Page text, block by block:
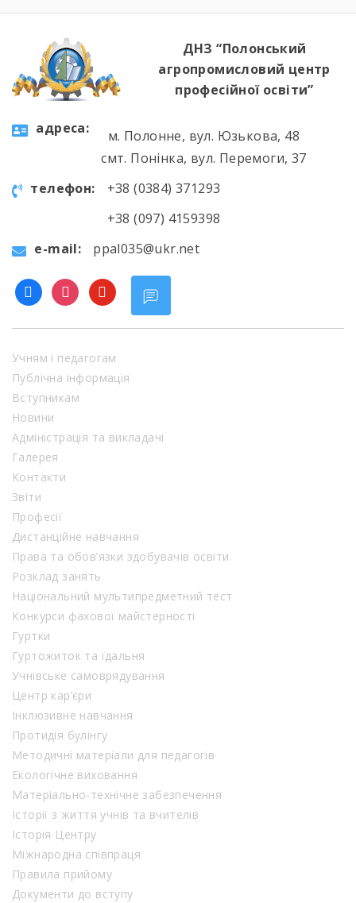
мислення та вміння працювати з
ДНЗ “Полонський
агропромисловий центр
професійної освіти”
aдресa:
м. Полонне, вул. Юзькова, 48
смт. Понінка, вул. Перемоги, 37
телефон:
+38 (0384) 371293
+38 (097) 4159398
e-mail:
ppal035@ukr.net
facebookinstagram
youtube
Учням і педагогам
Публічна інформація
Вступникам
Новини
Адміністрація та викладачі
Галерея
Контакти
Звіти
Професії
Дистанційне навчання
Права та обов’язки здобувачів освіти
Розклад занять
Національний мультипредметний тест
Конкурси фахової майстерності
Гуртки
Гуртожиток та їдальня
Учнівське самоврядування
Центр кар’єри
Інклюзивне навчання
Протидія булінгу
Методичні матеріали для педагогів
Екологічне виховання
Матеріально-технічне забезпечення
Історії з життя учнів та вчителів
Історія Центру
Міжнародна співпраця
Правила прийому
Документи до вступу